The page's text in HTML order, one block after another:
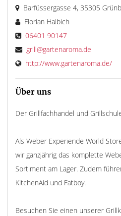
Barfüssergasse 4, 35305
Florian Halbich
06401 90147
grill@gartenaroma.de
http://www.gartenaroma.de/
Über uns
Der Grillfachhandel und
Als Weber Experiende World
wir ganzjährig das komplette
Sortiment am Lager. Zudem
KitchenAid und Fatboy.
Besuchen Sie einen unserer